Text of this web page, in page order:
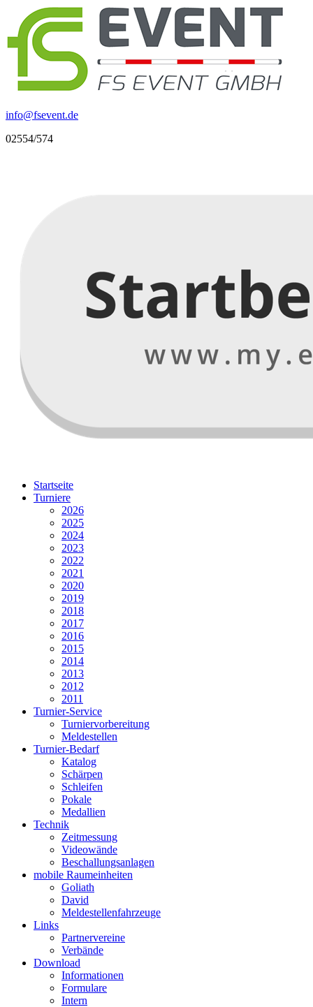
info@fsevent.de
02554/574
Startseite
Turniere
2026
2025
2024
2023
2022
2021
2020
2019
2018
2017
2016
2015
2014
2013
2012
2011
Turnier-Service
Turniervorbereitung
Meldestellen
Turnier-Bedarf
Katalog
Schärpen
Schleifen
Pokale
Medallien
Technik
Zeitmessung
Videowände
Beschallungsanlagen
mobile Raumeinheiten
Goliath
David
Meldestellenfahrzeuge
Links
Partnervereine
Verbände
Download
Informationen
Formulare
Intern